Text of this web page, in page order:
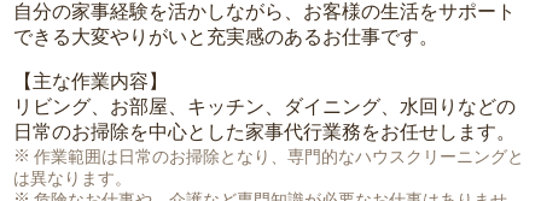
自分の家事経験を活かしながら、お客様の生活をサポート
できる大変やりがいと充実感のあるお仕事です。
【主な作業内容】
リビング、お部屋、キッチン、ダイニング、水回りなどの
日常のお掃除を中心とした家事代行業務をお任せします。
作業範囲は日常のお掃除となり、専門的なハウスクリーニングと
は異なります。